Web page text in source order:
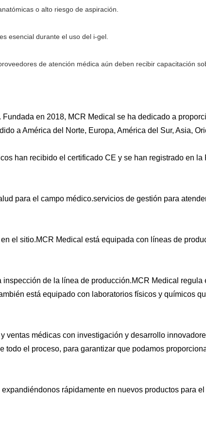
o alto riesgo de aspiración.
esencial durante el uso del i-gel.
de atención médica aún deben recibir capacitación
en 2018, MCR Medical se ha dedicado a
a América del Norte, Europa, América del Sur, Asia,
han recibido el certificado CE y se han registrado en la
para el campo médico.servicios de gestión para
el sitio.MCR Medical está equipada con líneas de
de la línea de producción.MCR Medical regula
está equipado con laboratorios físicos y químicos
ventas médicas con investigación y desarrollo
el proceso, para garantizar que podamos
rápidamente en nuevos productos para